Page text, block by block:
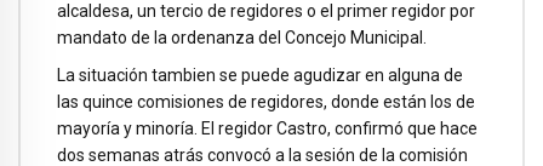
alcaldesa, un tercio de regidores o el primer regidor por
mandato de la ordenanza del Concejo Municipal.
La situación tambien se puede agudizar en alguna de
las quince comisiones de regidores, donde están los de
mayoría y minoría. El regidor Castro, confirmó que hace
dos semanas atrás convocó a la sesión de la comisión